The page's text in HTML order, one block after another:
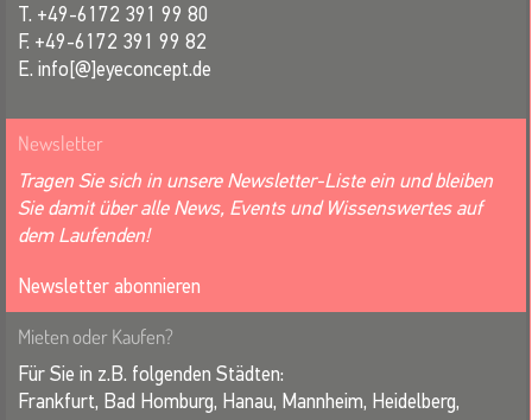
T. +49-6172 391 99 80
F. +49-6172 391 99 82
E. info[@]eyeconcept.de
Newsletter
Tragen Sie sich in unsere Newsletter-Liste ein und bleiben
Sie damit über alle News, Events und Wissenswertes auf
dem Laufenden!
Newsletter abonnieren
Mieten oder Kaufen?
Für Sie in z.B. folgenden Städten:
Frankfurt, Bad Homburg, Hanau, Mannheim, Heidelberg,